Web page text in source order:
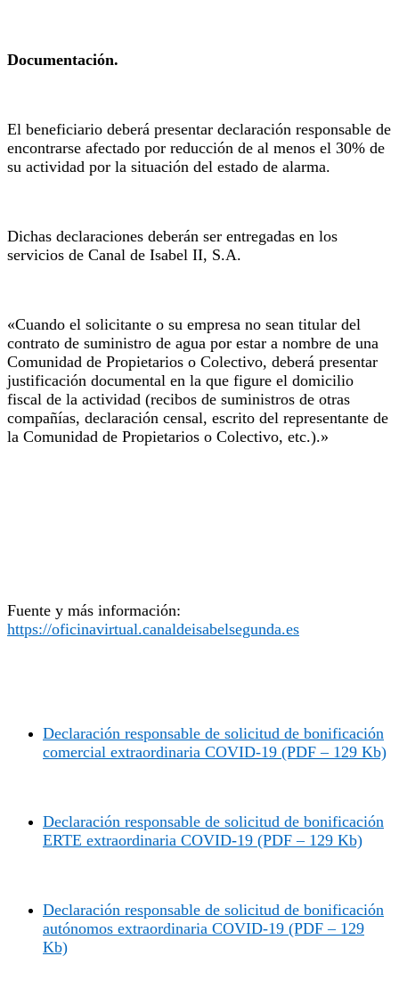
Documentación.
El beneficiario deberá presentar declaración responsable de
encontrarse afectado por reducción de al menos el 30% de
su actividad por la situación del estado de alarma.
Dichas declaraciones deberán ser entregadas en los
servicios de Canal de Isabel II, S.A.
«Cuando el solicitante o su empresa no sean titular del
contrato de suministro de agua por estar a nombre de una
Comunidad de Propietarios o Colectivo, deberá presentar
justificación documental en la que figure el domicilio
fiscal de la actividad (recibos de suministros de otras
compañías, declaración censal, escrito del representante de
la Comunidad de Propietarios o Colectivo, etc.).»
Fuente y más información:
https://oficinavirtual.canaldeisabelsegunda.es
Declaración responsable de solicitud de bonificación
comercial extraordinaria COVID-19 (PDF – 129 Kb)
Declaración responsable de solicitud de bonificación
ERTE extraordinaria COVID-19 (PDF – 129 Kb)
Declaración responsable de solicitud de bonificación
autónomos extraordinaria COVID-19 (PDF – 129
Kb)